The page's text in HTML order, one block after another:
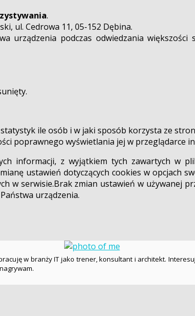
.
ul. Cedrowa 11, 05-152 Dębina.
urządzenia podczas odwiedzania
ile osób i w jaki sposób korzysta ze
poprawnego wyświetlania jej w przeglądarce
informacji, z wyjątkiem tych zawartych w
ustawień dotyczących cookies w opcjach
w serwisie.Brak zmian ustawień w używanej
urządzenia.
w branży IT jako trener, konsultant i architekt.